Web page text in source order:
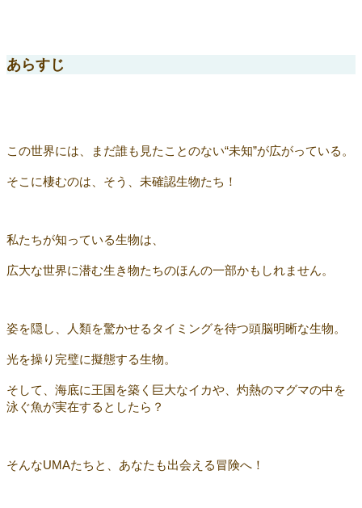
あらすじ
この世界には、まだ誰も見たことのない“未知”が広がっている。
そこに棲むのは、そう、未確認生物たち！
私たちが知っている生物は、
広大な世界に潜む生き物たちのほんの一部かもしれません。
姿を隠し、人類を驚かせるタイミングを待つ頭脳明晰な生物。
光を操り完璧に擬態する生物。
そして、海底に王国を築く巨大なイカや、灼熱のマグマの中を
泳ぐ魚が実在するとしたら？
そんなUMAたちと、あなたも出会える冒険へ！